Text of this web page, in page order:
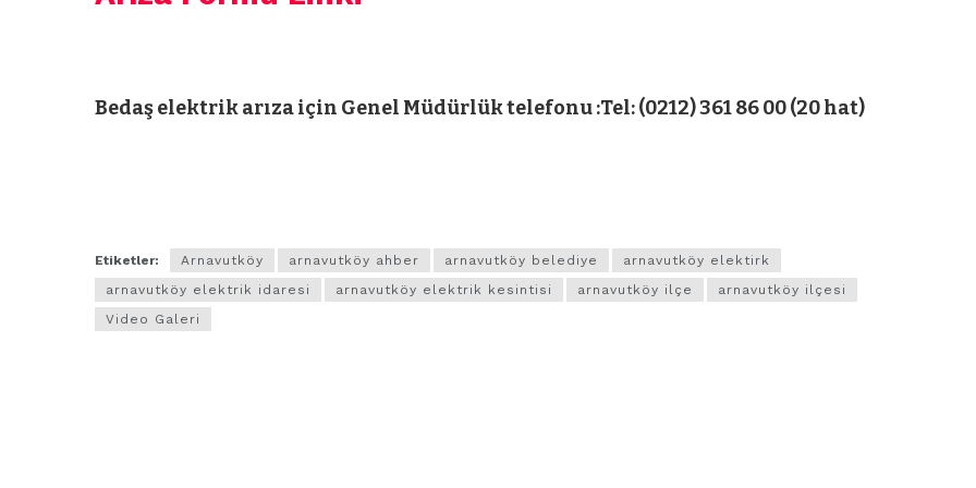
Bedaş elektrik arıza için Genel Müdürlük telefonu :Tel: (0212) 361 86 00 (20 hat)
Etiketler: Arnavutköy arnavutköy ahber arnavutköy belediye
arnavutköy elektirk
arnavutköy elektrik idaresi
arnavutköy elektrik kesintisi arnavutköy ilçe
arnavutköy ilçesi
Video Galeri